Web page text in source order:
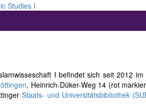
Studies I
I befindet sich seit 2012
, Heinrich-Düker-Weg 14 (rot
Staats- und Universitätsbibliothek